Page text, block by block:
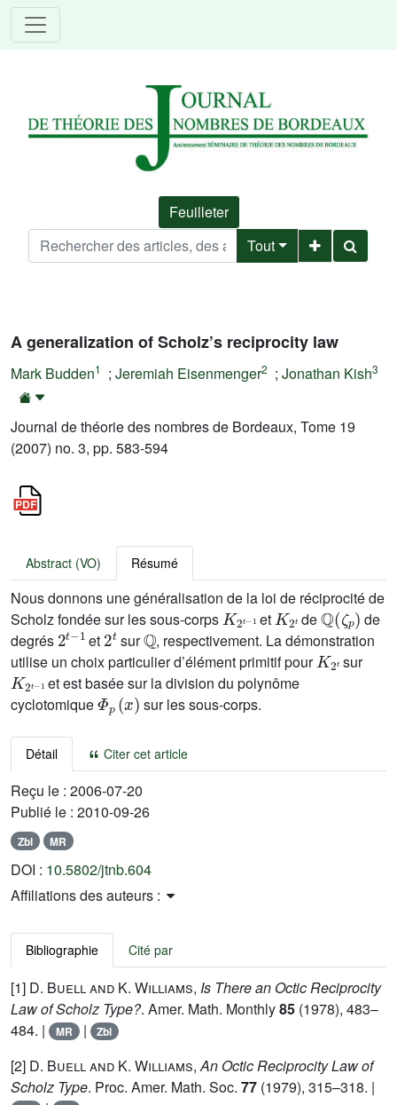
Feuilleter
Tout
A generalization of Scholz’s reciprocity law
Mark Budden1 ; Jeremiah Eisenmenger2 ; Jonathan Kish3
Journal de théorie des nombres de Bordeaux, Tome 19
(2007) no. 3, pp. 583-594
Abstract (VO) Résumé
Nous donnons une généralisation de la loi de réciprocité de
Scholz fondée sur les sous-corps
K2t-
1
et
K2t
de
ℚ(ζp)
de
degrés
2t-
1
et
2t
sur
ℚ
, respectivement. La démonstration
utilise un choix particulier d’élément primitif pour
K2t
sur
K2t-
1
et est basée sur la division du polynôme
cyclotomique
Φp(x)
sur les sous-corps.
Détail Citer cet article
Reçu le : 2006-07-20
Publié le : 2010-09-26
Zbl MR
DOI : 10.5802/jtnb.604
Affiliations des auteurs :
Bibliographie Cité par
[1] D. Buell and K. Williams, Is There an Octic Reciprocity
Law of Scholz Type?. Amer. Math. Monthly85 (1978), 483–
484. |
MR | Zbl
[2] D. Buell and K. Williams,An Octic Reciprocity Law of
Scholz Type. Proc. Amer. Math. Soc. 77 (1979), 315–318. |